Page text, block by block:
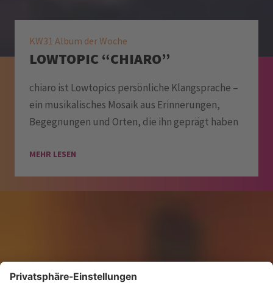
KW31 Album der Woche
LOWTOPIC “CHIARO”
chiaro ist Lowtopics persönliche Klangsprache –
ein musikalisches Mosaik aus Erinnerungen,
Begegnungen und Orten, die ihn geprägt haben
MEHR LESEN